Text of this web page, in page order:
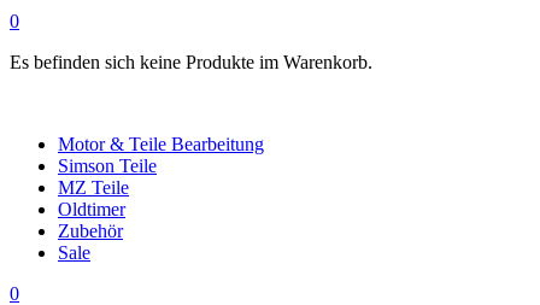
0
Es befinden sich keine Produkte im Warenkorb.
Motor & Teile Bearbeitung
Simson Teile
MZ Teile
Oldtimer
Zubehör
Sale
0